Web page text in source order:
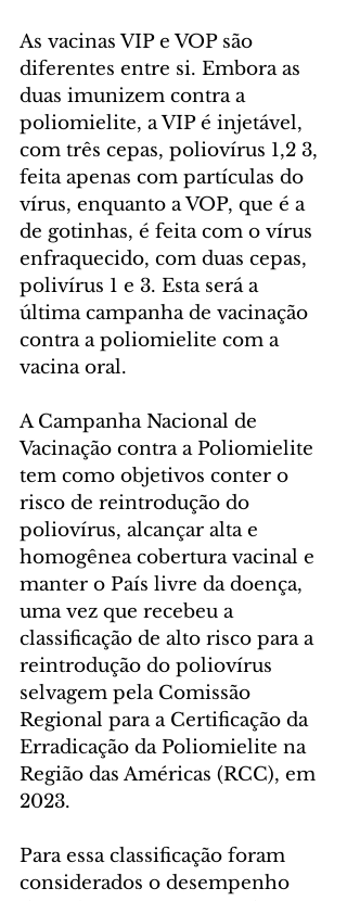
As vacinas VIP e VOP são
diferentes entre si. Embora as
duas imunizem contra a
poliomielite, a VIP é injetável,
com três cepas, poliovírus 1,2 3,
feita apenas com partículas do
vírus, enquanto a VOP, que é a
de gotinhas, é feita com o vírus
enfraquecido, com duas cepas,
polivírus 1 e 3. Esta será a
última campanha de vacinação
contra a poliomielite com a
vacina oral.
A Campanha Nacional de
Vacinação contra a Poliomielite
tem como objetivos conter o
risco de reintrodução do
poliovírus, alcançar alta e
homogênea cobertura vacinal e
manter o País livre da doença,
uma vez que recebeu a
classificação de alto risco para a
reintrodução do poliovírus
selvagem pela Comissão
Regional para a Certificação da
Erradicação da Poliomielite na
Região das Américas (RCC), em
2023.
Para essa classificação foram
considerados o desempenho